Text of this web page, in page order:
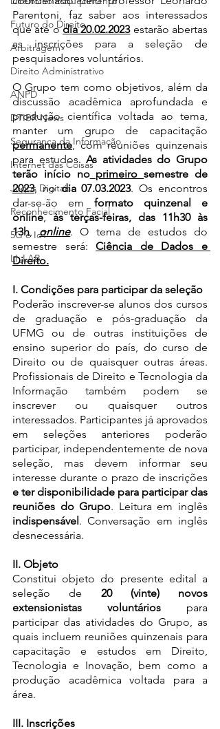
Futuro do Direito
Arbitragem
Direito Administrativo
ANPD
DTIBR News
Segurança da Informação
Internet das Coisas
Jogos Digitais
Reconhecimento Facial
5G e IoT
LI_LAB
Parentoni, faz saber aos interessados
que até o dia 20.02.2023 estarão abertas
as inscrições para a seleção de
pesquisadores voluntários.
O Grupo tem como objetivos, além da
discussão acadêmica aprofundada e
produção científica voltada ao tema,
permanente, com reuniões quinzenais
para estudos. As atividades do Grupo
terão início no primeiro
2023, no dia 07.03.2023. Os encontros
dar-se-ão em formato quinzenal e
online, às terças-feiras, das 11h30 às
13h, online. O tema de estudos do
semestre será: Ciência de Dados e
Direito.
I. Condições para participar da seleção
Poderão inscrever-se alunos dos cursos
de graduação e pós-graduação da
UFMG ou de outras instituições de
ensino superior do país, do curso de
Direito ou de quaisquer outras áreas.
Profissionais de Direito e Tecnologia da
Informação também podem se
inscrever ou quaisquer outros
interessados. Participantes já aprovados
em seleções anteriores poderão
participar, independentemente de nova
seleção, mas devem informar seu
e ter disponibilidade para participar das
reuniões do Grupo
indispensável. Conversação em inglês
desnecessária.
II. Objeto
Constitui objeto do presente edital a
seleção de 20 (vinte) novos
extensionistas voluntários para
participar das atividades do Grupo, as
quais incluem reuniões quinzenais para
capacitação e estudos em Direito,
Tecnologia e Inovação, bem como a
produção acadêmica voltada para a
área.
III. Inscrições